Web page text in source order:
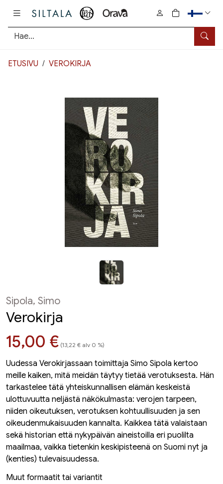
Hae
0
tuotetta
ETUSIVU VEROKIRJA
Sipola, Simo
Verokirja
Hinta nyt
15,00 € (13,22 € alv 0 %)
Uudessa Verokirjassaan toimittaja Simo Sipola kertoo
meille kaiken, mitä meidän täytyy tietää verotuksesta. Hän
tarkastelee tätä yhteiskunnallisen elämän keskeistä
ulottuvuutta neljästä näkökulmasta: verojen tarpeen,
niiden oikeutuksen, verotuksen kohtuullisuuden ja sen
oikeudenmukaisuuden kannalta. Kaikkea tätä valaistaan
sekä historian että nykypäivän aineistoilla eri puolilta
maailmaa, vaikka tietenkin keskipisteenä on Suomi nyt ja
(kenties) tulevaisuudessa.
Muut formaatit tai variantit